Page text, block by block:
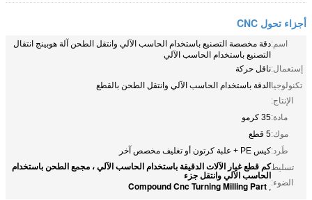
أجزاء تحول CNC
اسم:دقة مخصصة التصنيع باستخدام الحاسب الآلي وانتقل الطحن آلة هوبينج انتقال
التصنيع باستخدام الحاسب الآلي
إستعمال:ناقل حركة
تكنولوجيا
الإنتاج:
الدقة باستخدام الحاسب الآلي وانتقل الطحن بالقطع
مادة:35 كرمو
موك:5 قطع
طَرد:كيس PE + علبة كرتون أو تغليف مخصص آخر
تسليط
الضوء:
كم قطع غيار الآلات الدقيقة باستخدام الحاسب الآلي ، مجمع الطحن باستخدام
الحاسب الآلي وانتقل جزء
,
Compound Cnc Turning Milling Part